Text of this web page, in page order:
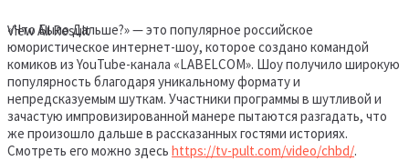
View All Result
«Что Было Дальше?» — это популярное российское
юмористическое интернет-шоу, которое создано командой
комиков из YouTube-канала «LABELCOM». Шоу получило широкую
популярность благодаря уникальному формату и
непредсказуемым шуткам. Участники программы в шутливой и
зачастую импровизированной манере пытаются разгадать, что
же произошло дальше в рассказанных гостями историях.
Смотреть его можно здесь https://tv-pult.com/video/chbd/.